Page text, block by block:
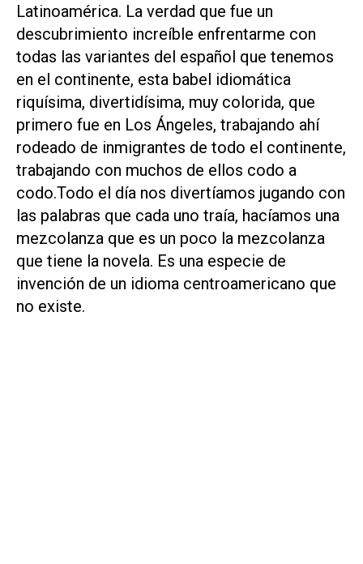
Latinoamérica. La verdad que fue un
descubrimiento increíble enfrentarme con
todas las variantes del español que tenemos
en el continente, esta babel idiomática
riquísima, divertidísima, muy colorida, que
primero fue en Los Ángeles, trabajando ahí
rodeado de inmigrantes de todo el continente,
trabajando con muchos de ellos codo a
codo.Todo el día nos divertíamos jugando con
las palabras que cada uno traía, hacíamos una
mezcolanza que es un poco la mezcolanza
que tiene la novela. Es una especie de
invención de un idioma centroamericano que
no existe.